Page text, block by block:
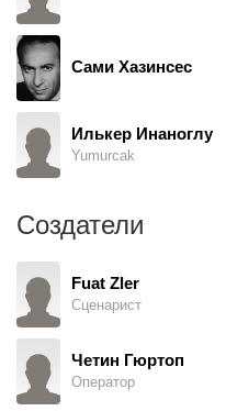
Сами Хазинсес
Илькер Инаноглу
Yumurcak
Создатели
Fuat Zler
Сценарист
Четин Гюртоп
Оператор